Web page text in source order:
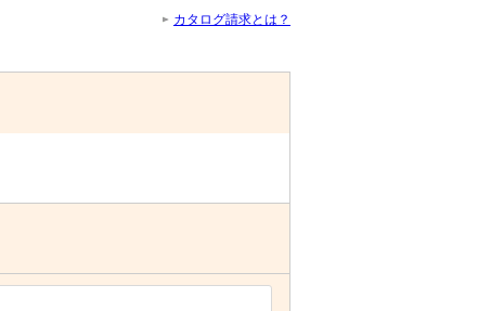
カタログ請求とは？